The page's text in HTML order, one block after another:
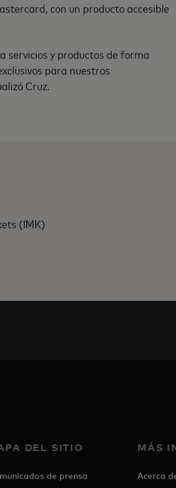
con un producto accesible
servicios y productos de forma
para nuestros
Cruz.
(IMK)
DEL SITIO
de prensa
MÁS
Acerca